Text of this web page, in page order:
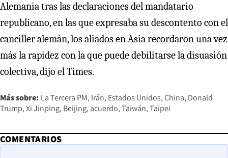
Alemania tras las declaraciones del mandatario
republicano, en las que expresaba su descontento con el
canciller alemán, los aliados en Asia recordaron una vez
más la rapidez con la que puede debilitarse la disuasión
colectiva, dijo el Times.
Más sobre: La Tercera PM Irán Estados Unidos China Donald
Trump Xi Jinping Beijing acuerdo Taiwán Taipei
COMENTARIOS